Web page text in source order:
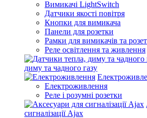
Вимикачі LightSwitch
Датчики якості повітря
Кнопки для вимикача
Панели для розетки
Рамки для вимикачів та
Реле освітлення та живлення
диму та чадного газу
Електроживлення
Реле і розумні розетки
сигналізації Ajax